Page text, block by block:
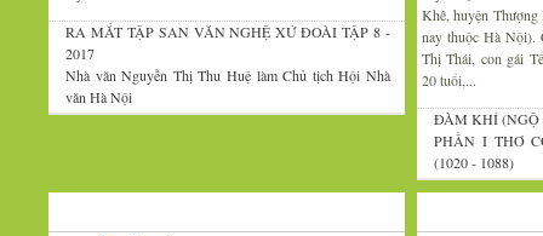
RA MẮT TẬP SAN VĂN NGHỆ XỨ ĐOÀI TẬP 8 -
2017
Nhà văn Nguyễn Thị Thu Huệ làm Chủ tịch Hội Nhà
văn Hà Nội
Khê, huyện
nay thuộc Hà Nội).
Thị Thái, con gái
20 tuổi,...
ĐÀM KHÍ (NGỘ
PHẦN I THƠ
(1020 - 1088)